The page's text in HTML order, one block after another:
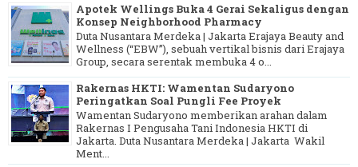
Apotek Wellings Buka 4 Gerai Sekaligus dengan
Konsep Neighborhood Pharmacy
Duta Nusantara Merdeka | Jakarta Erajaya Beauty and
Wellness (“EBW”), sebuah vertikal bisnis dari Erajaya
Group, secara serentak membuka 4 o...
Rakernas HKTI: Wamentan Sudaryono
Peringatkan Soal Pungli Fee Proyek
Wamentan Sudaryono memberikan arahan dalam
Rakernas I Pengusaha Tani Indonesia HKTI di
Jakarta. Duta Nusantara Merdeka | Jakarta Wakil
Ment...